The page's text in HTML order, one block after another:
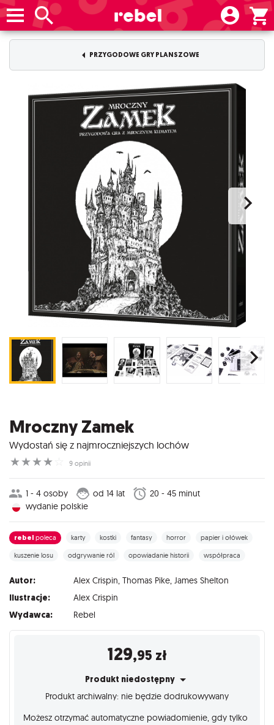
PRZYGODOWE GRY PLANSZOWE
Mroczny Zamek
Wydostań się z najmroczniejszych lochów
☆
☆
☆
☆ 9 opinii
1 - 4 osoby od 14 lat
20 - 45 minut
wydanie polskie
rebel poleca karty kostki fantasy horror papier i ołówek
kuszenie losu odgrywanie ról opowiadanie historii współpraca
Autor: Alex Crispin, Thomas Pike, James Shelton
Ilustracje: Alex Crispin
Wydawca: Rebel
129,95 zł
Produkt niedostępny
Produkt archiwalny: nie będzie dodrukowywany
Możesz otrzymać automatyczne powiadomienie, gdy tylko